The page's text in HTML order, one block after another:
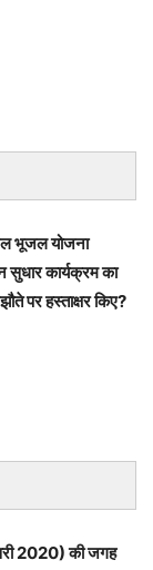
भूजल योजना
सुधार कार्यक्रम का
पर हस्ताक्षर किए?
2020) की जगह